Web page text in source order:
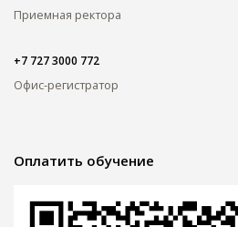
Приемная ректора
+7 727 3000 772
Офис-регистратор
Оплатить обучение